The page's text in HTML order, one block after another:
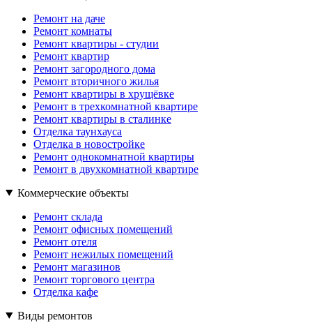
Ремонт на даче
Ремонт комнаты
Ремонт квартиры - студии
Ремонт квартир
Ремонт загородного дома
Ремонт вторичного жилья
Ремонт квартиры в хрущёвке
Ремонт в трехкомнатной квартире
Ремонт квартиры в сталинке
Отделка таунхауса
Отделка в новостройке
Ремонт однокомнатной квартиры
Ремонт в двухкомнатной квартире
Коммерческие объекты
Ремонт склада
Ремонт офисных помещений
Ремонт отеля
Ремонт нежилых помещений
Ремонт магазинов
Ремонт торгового центра
Отделка кафе
Виды ремонтов